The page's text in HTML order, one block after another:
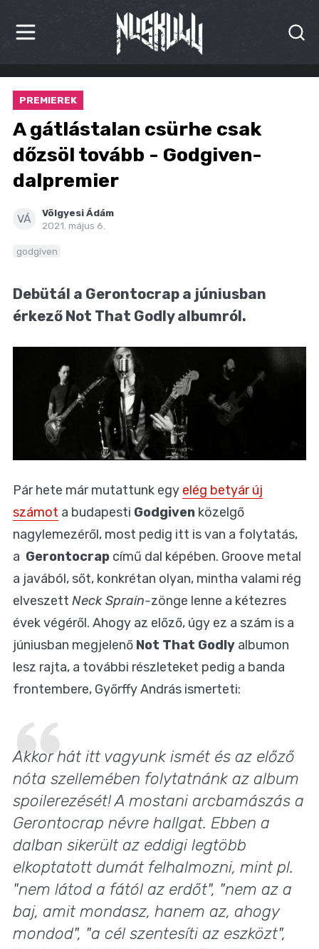
HÍREK
KRITIKÁK
BESZÁMOLÓK
INTERJÚK
PREMIEREK
BLOG
PREMIEREK
A gátlástalan csürhe csak
dőzsöl tovább - Godgiven-
dalpremier
VÁ
Völgyesi Ádám
2021. május 6.
godgiven
Debütál a Gerontocrap a júniusban
érkező Not That Godly albumról.
Pár hete már mutattunk egy elég betyár új
számot a budapesti Godgiven közelgő
nagylemezéről, most pedig itt is van a folytatás,
a Gerontocrap című dal képében. Groove metal
a javából, sőt, konkrétan olyan, mintha valami rég
elveszett Neck Sprain-zönge lenne a kétezres
évek végéről. Ahogy az előző, úgy ez a szám is a
júniusban megjelenő Not That Godly albumon
lesz rajta, a további részleteket pedig a banda
frontembere, Győrffy András ismerteti:
Akkor hát itt vagyunk ismét és az előző
nóta szellemében folytatnánk az album
spoilerezését! A mostani arcbamászás a
Gerontocrap névre hallgat. Ebben a
dalban sikerült az eddigi legtöbb
elkoptatott dumát felhalmozni, mint pl.
"nem látod a fától az erdőt", "nem az a
baj, amit mondasz, hanem az, ahogy
mondod", "a cél szentesíti az eszközt",